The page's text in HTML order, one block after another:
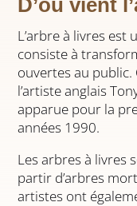
D’où vient
L’arbre à livres est
consiste à
ouvertes au
l’artiste anglais
apparue pour la
années 1990.
Les arbres à livres
partir d’arbres
artistes ont